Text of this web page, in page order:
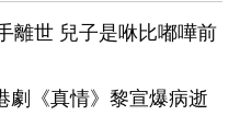
離世 兒子是咻比嘟嘩前
劇《真情》黎宣爆病逝